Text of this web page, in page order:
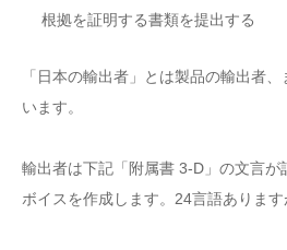
根拠を証明する書類を提出する
「日本の輸出者」とは製品の輸出者
います。
輸出者は下記「附属書 3-D」の文言が
ボイスを作成します。24言語あります